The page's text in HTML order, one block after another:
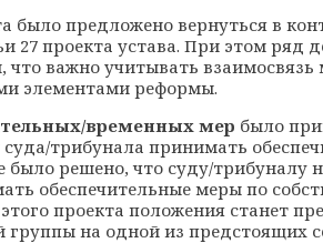
было предложено вернуться в
27 проекта устава. При этом ряд
что важно учитывать
элементами реформы.
временных мер было
трибунала принимать
решено, что суду/трибуналу
обеспечительные меры по
проекта положения станет
группы на одной из предстоящих